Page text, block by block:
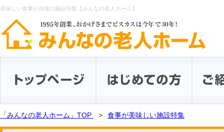
美味しい食事が自慢の施設特集【みんなの老人ホーム】
「みんなの老人ホーム」TOP 食事が美味しい施設特集